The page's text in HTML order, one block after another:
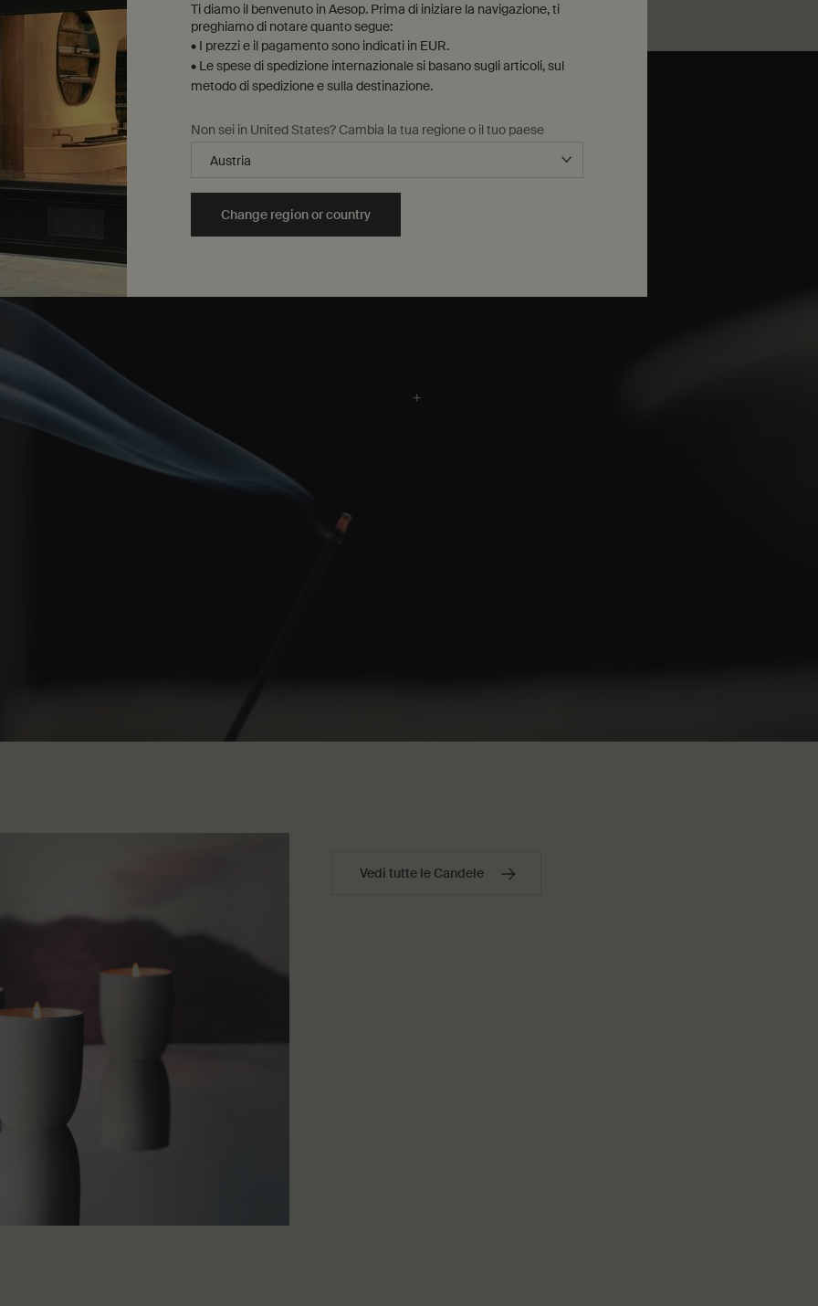
Vedi tutte le Candele
Ti diamo il benvenuto in Aesop. Prima di iniziare la navigazione, ti
preghiamo di notare quanto segue:
• I prezzi e il pagamento sono indicati in EUR.
• Le spese di spedizione internazionale si basano sugli articoli, sul
metodo di spedizione e sulla destinazione.
Non sei in United States? Cambia la tua regione o il tuo paese
Change region or country